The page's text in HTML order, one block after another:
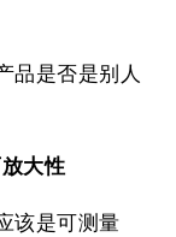
品是否是别人
大性
该是可测量